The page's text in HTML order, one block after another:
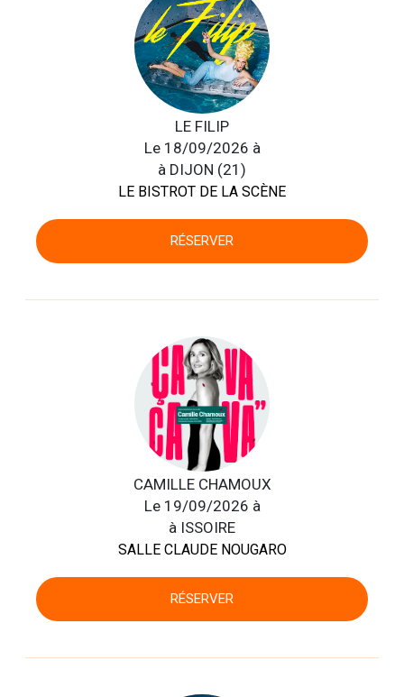
LE FILIP
Le 18/09/2026 à
à DIJON (21)
LE BISTROT DE LA SCÈNE
RÉSERVER
CAMILLE CHAMOUX
Le 19/09/2026 à
à ISSOIRE
SALLE CLAUDE NOUGARO
RÉSERVER